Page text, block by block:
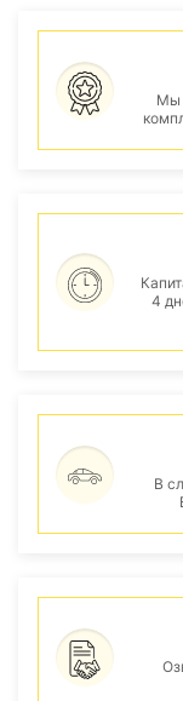
Мы
4
В